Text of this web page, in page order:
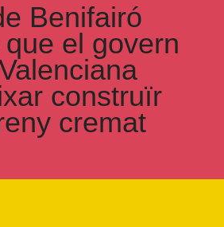
Benifairó
el govern
construïr
cremat